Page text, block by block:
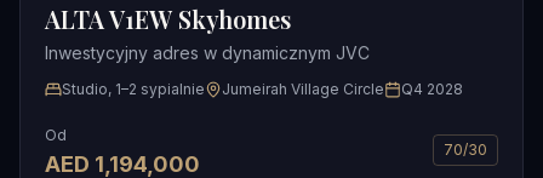
ALTA V1EW Skyhomes
Inwestycyjny adres w dynamicznym JVC
Studio, 1–2 sypialnie Jumeirah Village Circle Q4 2028
Od
AED 1,194,000
70/30